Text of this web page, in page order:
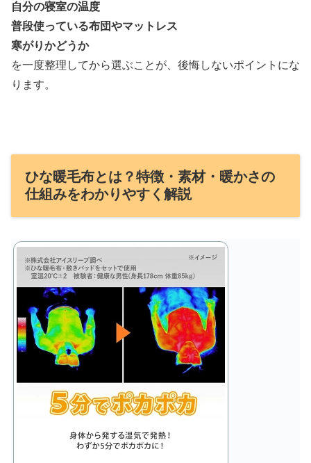
自分の寝室の温度
普段使っている布団やマットレス
寒がりかどうか
を一度整理してから選ぶことが、後悔しないポイントにな
ります。
ひな暖毛布とは？特徴・素材・暖かさの
仕組みをわかりやすく解説